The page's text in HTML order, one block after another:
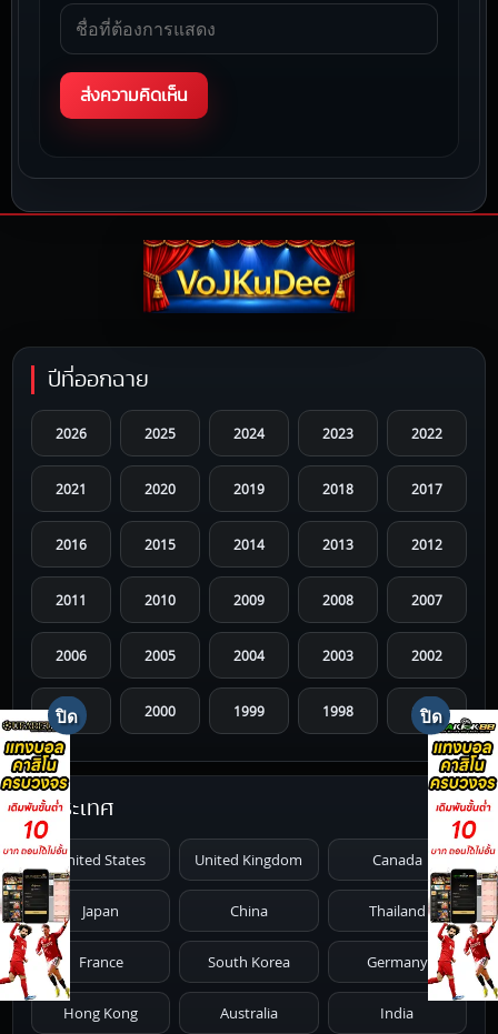
ปีที่ออกฉาย
2026 2025 2024 2023 2022
2021 2020 2019 2018 2017
2016 2015 2014 2013 2012
2011 2010 2009 2008 2007
2006 2005 2004 2003 2002
2001 2000 1999 1998 1997
1996 1995 1994 1993 1992
1986 1985 1984 1983 1982
1981 1980 1979 1978 1977
1976 1975 1974 1973 1972
ประเทศ
United States United Kingdom Canada
Japan China Thailand
France South Korea Germany
Hong Kong Australia India